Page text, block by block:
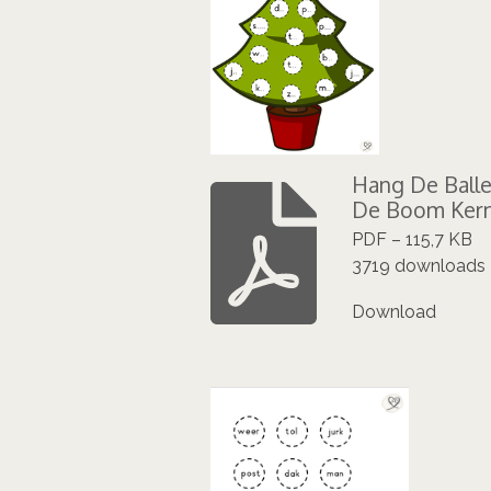
Hang De
De Boom
PDF – 115,7 KB
3719 downloads
Download